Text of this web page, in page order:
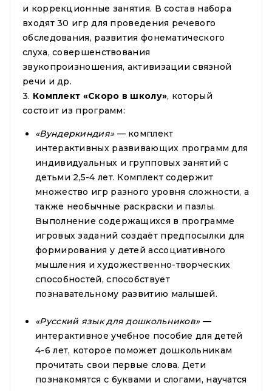
и коррекционные занятия. В состав набора
входят 30 игр для проведения речевого
обследования, развития фонематического
слуха, совершенствования
звукопроизношения, активизации связной
речи и др.
3. Комплект «Скоро в школу», который
состоит из программ:
«Вундеркиндия»— комплект
интерактивных развивающих про­грамм­ для
инди­видуальных и групповых занятий с
детьми 2,5-4 лет. Комплект содержит
множество игр разного уровня сложности, а
также необычные раскраски и пазлы.
Выполнение содержащихся в программе
игровых заданий создаёт предпосылки для
формирования у детей ассоциативного
мышления и художественно-творческих
спо­соб­ностей, способствует
познавательному развитию малышей.
«Русский язык для дошкольников»—
интерактивное учебное пособие для детей
4-6 лет, которое поможет дошкольникам
прочитать свои первые слова. Дети
познакомятся с буквами и слогами, научатся